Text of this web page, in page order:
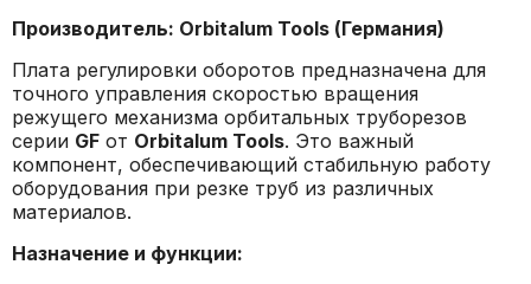
Производитель: Orbitalum Tools (Германия)
Плата регулировки оборотов предназначена для
точного управления скоростью вращения
режущего механизма орбитальных труборезов
серии GF от Orbitalum Tools. Это важный
компонент, обеспечивающий стабильную работу
оборудования при резке труб из различных
материалов.
Назначение и функции: